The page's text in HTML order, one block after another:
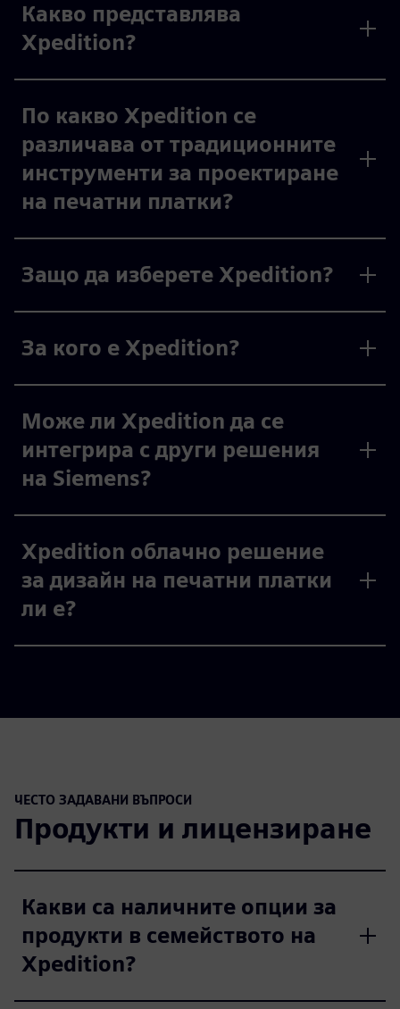
Какво представлява
Xpedition?
По какво Xpedition се
различава от традиционните
инструменти за проектиране
на печатни платки?
Защо да изберете Xpedition?
За кого е Xpedition?
Може ли Xpedition да се
интегрира с други решения
на Siemens?
Xpedition облачно решение
за дизайн на печатни платки
ли е?
ЧЕСТО ЗАДАВАНИ ВЪПРОСИ
Продукти и лицензиране
Какви са наличните опции за
продукти в семейството на
Xpedition?